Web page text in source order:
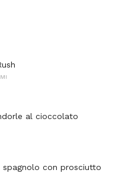
al cioccolato
spagnolo con prosciutto